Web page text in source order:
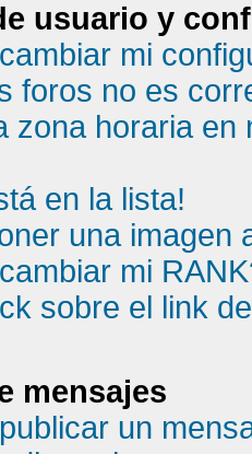
usuario y
mi
foros no es
zona horaria
en la lista!
una imagen
mi
sobre el link
mensajes
un